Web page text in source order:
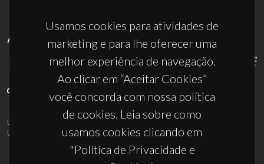
Usamos cookies para atividades de
marketing e para lhe oferecer uma
melhor experiência de navegação.
Ao clicar em “Aceitar Cookies”
você concorda com nossa política
de cookies. Leia sobre como
usamos cookies clicando em
"Política de Privacidade e
APOIOS
UID/PRR/50011/2025
UID/PRR2/50011/2025(DOI: 10.54499/UID/PRR2/50011/2025